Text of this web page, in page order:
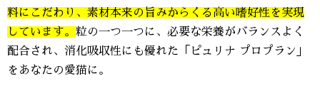
料にこだわり、素材本来の旨みからくる高い嗜好性を実現
しています。 粒の一つ一つに、必要な栄養がバランスよく
配合され、消化吸収性にも優れた「ピュリナ プロプラン」
をあなたの愛猫に。